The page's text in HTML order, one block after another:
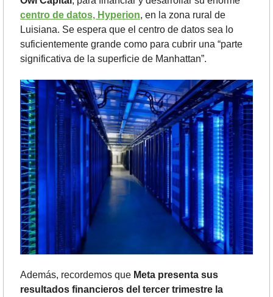
centro de datos, Hyperion, en la zona rural de
Luisiana. Se espera que el centro de datos sea lo
suficientemente grande como para cubrir una “parte
significativa de la superficie de Manhattan”.
Además, recordemos que Meta presenta sus
resultados financieros del tercer trimestre la